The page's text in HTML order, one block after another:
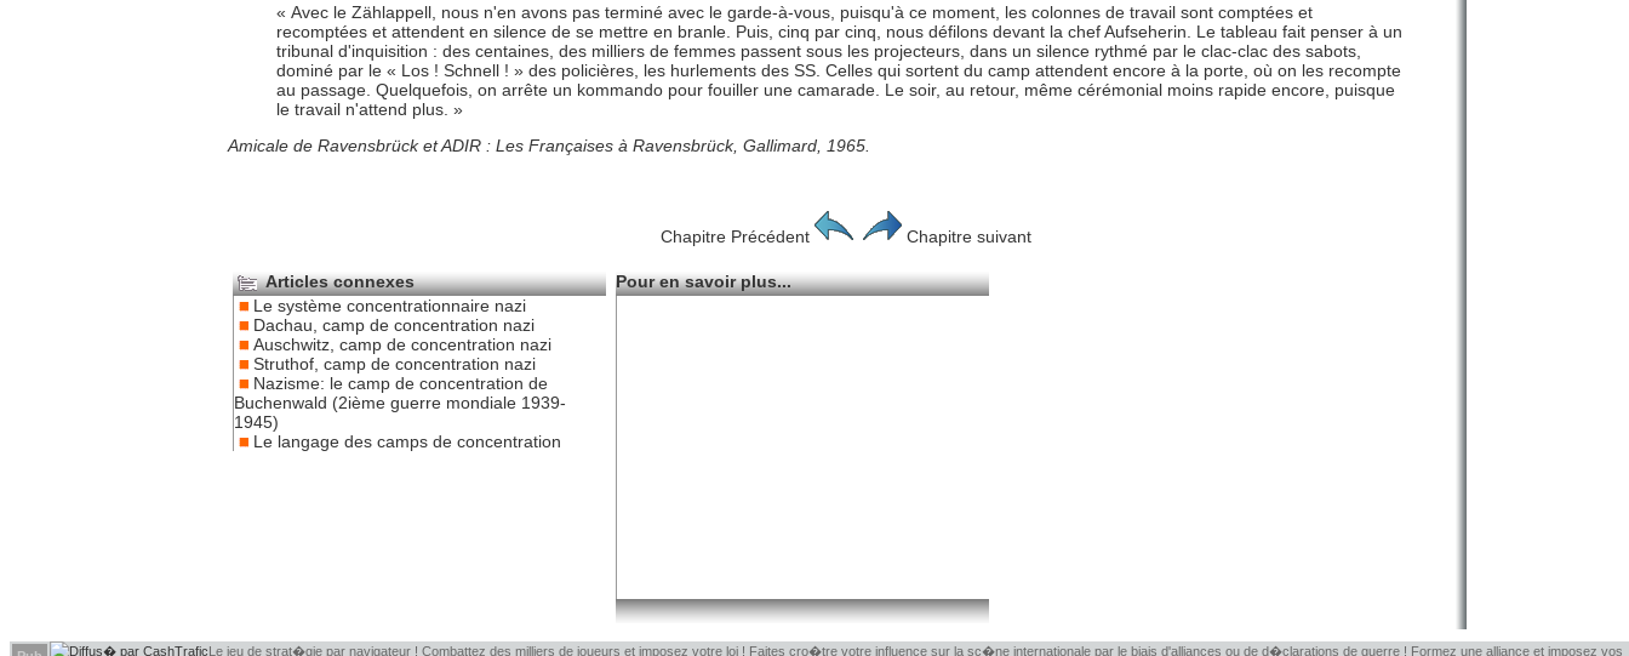
« Avec le Zählappell, nous n'en avons pas terminé avec le garde-à-vous, puisqu'à ce moment, les colonnes de travail sont comptées et
recomptées et attendent en silence de se mettre en branle. Puis, cinq par cinq, nous défilons devant la chef Aufseherin. Le tableau fait penser à un
tribunal d'inquisition : des centaines, des milliers de femmes passent sous les projecteurs, dans un silence rythmé par le clac-clac des sabots,
dominé par le « Los ! Schnell ! » des policières, les hurlements des SS. Celles qui sortent du camp attendent encore à la porte, où on les recompte
au passage. Quelquefois, on arrête un kommando pour fouiller une camarade. Le soir, au retour, même cérémonial moins rapide encore, puisque
le travail n'attend plus. »
Amicale de Ravensbrück et ADIR : Les Françaises à Ravensbrück, Gallimard, 1965.
Chapitre Précédent Chapitre suivant
Articles connexes
Le système concentrationnaire nazi
Dachau, camp de concentration nazi
Auschwitz, camp de concentration nazi
Struthof, camp de concentration nazi
Nazisme: le camp de concentration de
Buchenwald (2ième guerre mondiale 1939-
1945)
Le langage des camps de concentration
Pour en savoir plus...
Le jeu de strat�gie par navigateur ! Combattez des milliers de joueurs et imposez votre loi ! Faites cro�tre votre influence sur la sc�ne internationale par le biais d'alliances ou de d�clarations de guerre ! Formez une alliance et imposez vos